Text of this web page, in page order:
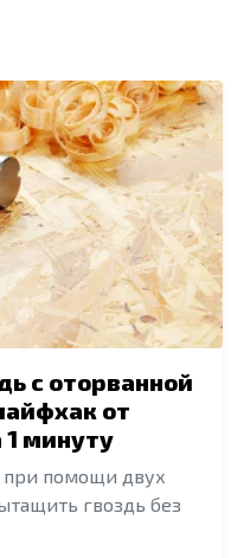
с оторванной
от
1 минуту
при помощи двух
гвоздь без